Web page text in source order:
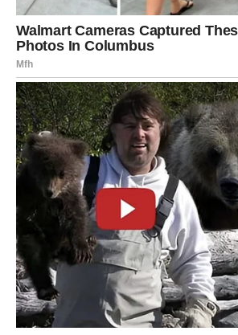
ne oduzima slobodu.
Posao, ideje i finansije –
mogućnosti
Na poslovnom planu, Vodolije očekuju
Mnogi pripadnici ovog znaka mogu
započeti novi projekat ili se okrenuti
ispunjava. Ovo je period u kojem vaša
originalnost dolaze do izražaja.
Finansije se stabilizuju, a dolazi i
zavisite od okolnosti, već da sami